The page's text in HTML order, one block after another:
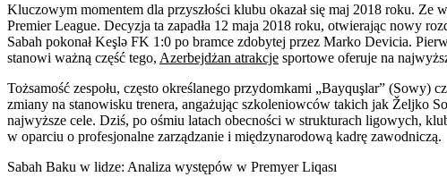
Kluczowym momentem dla przyszłości klubu okazał się maj 2018 roku. Ze
Premier League. Decyzja ta zapadła 12 maja 2018 roku, otwierając nowy
Sabah pokonał Keşlə FK 1:0 po bramce zdobytej przez Marko Devicia.
stanowi ważną część tego, Azerbejdżan atrakcje sportowe oferuje na
Tożsamość zespołu, często określanego przydomkami „Bayquşlar” (Sowy)
zmiany na stanowisku trenera, angażując szkoleniowców takich jak Željko
najwyższe cele. Dziś, po ośmiu latach obecności w strukturach ligowych,
w oparciu o profesjonalne zarządzanie i międzynarodową kadrę zawodniczą.
Sabah Baku w lidze: Analiza występów w Premyer Liqası